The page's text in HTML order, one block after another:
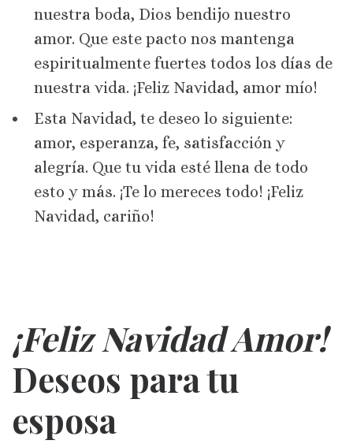
nuestra boda, Dios bendijo nuestro
amor. Que este pacto nos mantenga
espiritualmente fuertes todos los días de
nuestra vida. ¡Feliz Navidad, amor mío!
Esta Navidad, te deseo lo siguiente:
amor, esperanza, fe, satisfacción y
alegría. Que tu vida esté llena de todo
esto y más. ¡Te lo mereces todo! ¡Feliz
Navidad, cariño!
¡Feliz Navidad Amor!
Deseos para tu
esposa